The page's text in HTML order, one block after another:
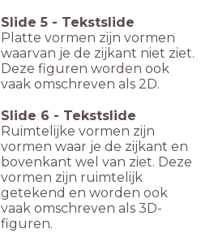
Slide 5 - Tekstslide
Platte vormen zijn vormen
waarvan je de zijkant niet ziet.
Deze figuren worden ook
vaak omschreven als 2D.
Slide 6 - Tekstslide
Ruimtelijke vormen zijn
vormen waar je de zijkant en
bovenkant wel van ziet. Deze
vormen zijn ruimtelijk
getekend en worden ook
vaak omschreven als 3D-
figuren.